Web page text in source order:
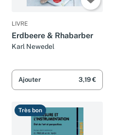
LIVRE
Erdbeere & Rhabarber
Karl Newedel
Ajouter 3,19 €
Très bon